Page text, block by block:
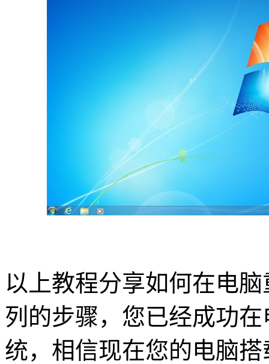
以上教程分享如何在电
列的步骤，您已经成功
统，相信现在您的电脑